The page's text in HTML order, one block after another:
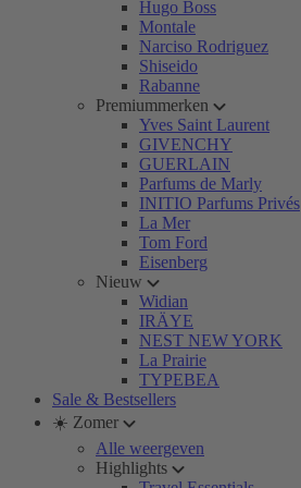
Hugo Boss
Montale
Narciso Rodriguez
Shiseido
Rabanne
Premiummerken
Yves Saint Laurent
GIVENCHY
GUERLAIN
Parfums de Marly
INITIO Parfums Privés
La Mer
Tom Ford
Eisenberg
Nieuw
Widian
IRÄYE
NEST NEW YORK
La Prairie
TYPEBEA
Sale & Bestsellers
☀️ Zomer
Alle weergeven
Highlights